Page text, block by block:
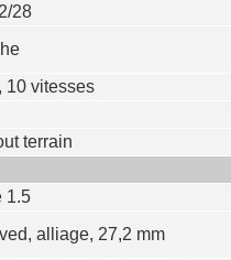
28
10 vitesses
terrain
1.5
alliage, 27,2 mm